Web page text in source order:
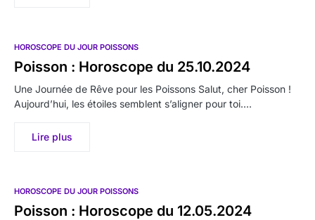
HOROSCOPE DU JOUR POISSONS
Poisson : Horoscope du 25.10.2024
Une Journée de Rêve pour les Poissons Salut, cher Poisson !
Aujourd’hui, les étoiles semblent s’aligner pour toi.…
Lire plus
HOROSCOPE DU JOUR POISSONS
Poisson : Horoscope du 12.05.2024